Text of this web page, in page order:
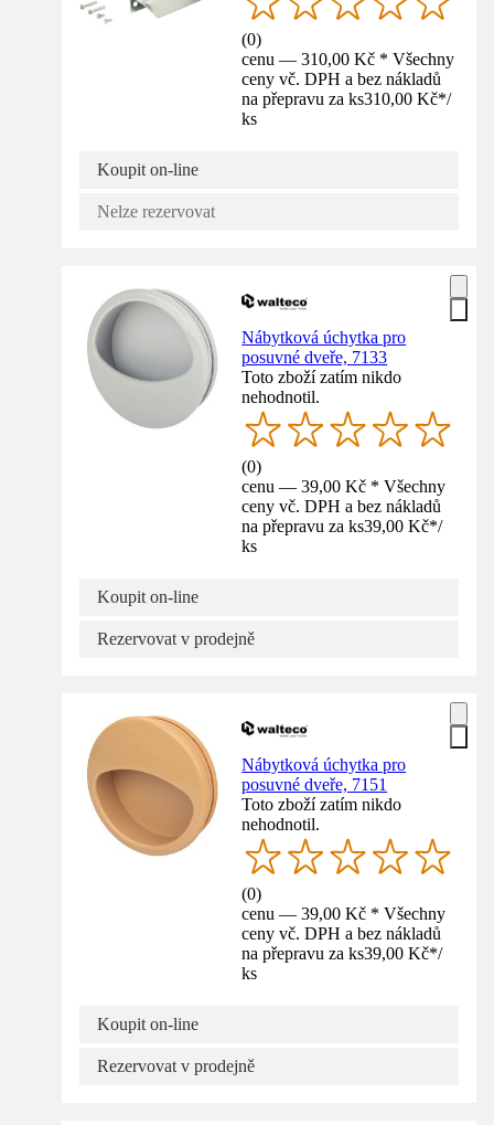
(0)
cenu — 310,00 Kč * Všechny
ceny vč. DPH a bez nákladů
na přepravu za ks310,00 Kč*/
ks
Koupit on-line
Nelze rezervovat
Nábytková úchytka pro
posuvné dveře, 7133
Toto zboží zatím nikdo
nehodnotil.
(0)
cenu — 39,00 Kč * Všechny
ceny vč. DPH a bez nákladů
na přepravu za ks39,00 Kč*/
ks
Koupit on-line
Rezervovat v prodejně
Nábytková úchytka pro
posuvné dveře, 7151
Toto zboží zatím nikdo
nehodnotil.
(0)
cenu — 39,00 Kč * Všechny
ceny vč. DPH a bez nákladů
na přepravu za ks39,00 Kč*/
ks
Koupit on-line
Rezervovat v prodejně